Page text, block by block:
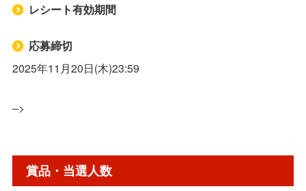
レシート有効期間
応募締切
2025年11月20日(木)23:59
–>
賞品・当選人数